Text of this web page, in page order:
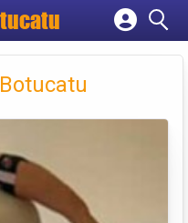
empresa